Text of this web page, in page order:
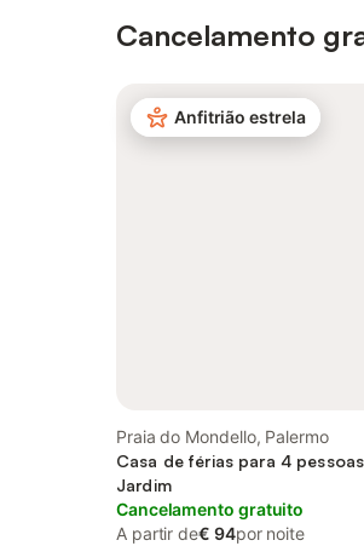
Cancelamento
Anfitrião estrela
Praia do Mondello, Palermo
Casa de férias para 4
Jardim
Cancelamento gratuito
A partir de€ 94por noite